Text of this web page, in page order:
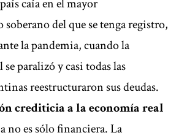
caía en el mayor
del que se tenga registro,
la pandemia, cuando la
paralizó y casi todas las
reestructuraron sus deudas.
crediticia a la economía real
no es sólo financiera. La